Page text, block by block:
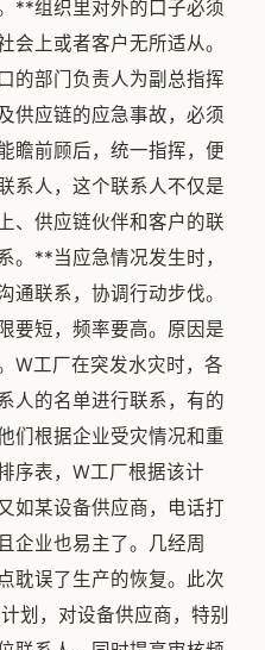
**组织里对外的口子必须
会上或者客户无所适从。
的部门负责人为副总指挥
供应链的应急事故，必须
瞻前顾后，统一指挥，便
系人，这个联系人不仅是
、供应链伙伴和客户的联
。**当应急情况发生时，
通联系，协调行动步伐。
要短，频率要高。原因是
W工厂在突发水灾时，各
人的名单进行联系，有的
们根据企业受灾情况和重
序表，W工厂根据该计
如某设备供应商，电话打
企业也易主了。几经周
耽误了生产的恢复。此次
划，对设备供应商，特别